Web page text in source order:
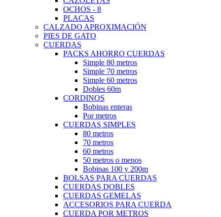
OCHOS - 8
PLACAS
CALZADO APROXIMACIÓN
PIES DE GATO
CUERDAS
PACKS AHORRO CUERDAS
Simple 80 metros
Simple 70 metros
Simple 60 metros
Dobles 60m
CORDINOS
Bobinas enteras
Por metros
CUERDAS SIMPLES
80 metros
70 metros
60 metros
50 metros o menos
Bobinas 100 y 200m
BOLSAS PARA CUERDAS
CUERDAS DOBLES
CUERDAS GEMELAS
ACCESORIOS PARA CUERDA
CUERDA POR METROS